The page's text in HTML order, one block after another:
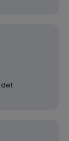
det